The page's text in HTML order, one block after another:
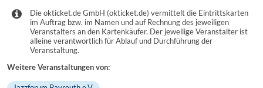
Die okticket.de GmbH (okticket.de) vermittelt die Eintrittskarten
im Auftrag bzw. im Namen und auf Rechnung des jeweiligen
Veranstalters an den Kartenkäufer. Der jeweilige Veranstalter ist
alleine verantwortlich für Ablauf und Durchführung der
Veranstaltung.
Weitere Veranstaltungen von: